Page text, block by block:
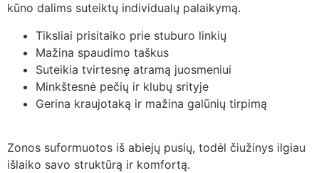
kūno dalims suteiktų individualų palaikymą.
Tiksliai prisitaiko prie stuburo linkių
Mažina spaudimo taškus
Suteikia tvirtesnę atramą juosmeniui
Minkštesnė pečių ir klubų srityje
Gerina kraujotaką ir mažina galūnių tirpimą
Zonos suformuotos iš abiejų pusių, todėl čiužinys ilgiau
išlaiko savo struktūrą ir komfortą.